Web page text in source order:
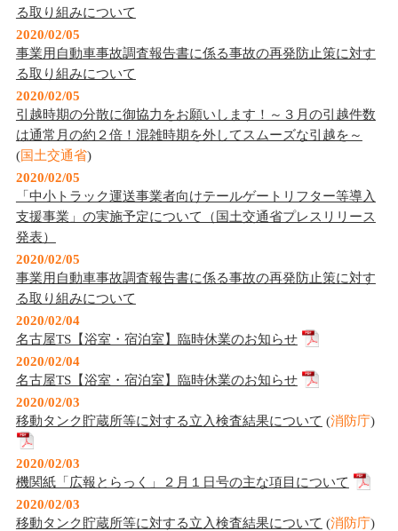
る取り組みについて
2020/02/05
事業用自動車事故調査報告書に係る事故の再発防止策に対す
る取り組みについて
2020/02/05
引越時期の分散に御協力をお願いします！～３月の引越件数
は通常月の約２倍！混雑時期を外してスムーズな引越を～
(国土交通省)
2020/02/05
「中小トラック運送事業者向けテールゲートリフター等導入
支援事業」の実施予定について（国土交通省プレスリリース
発表）
2020/02/05
事業用自動車事故調査報告書に係る事故の再発防止策に対す
る取り組みについて
2020/02/04
名古屋TS【浴室・宿泊室】臨時休業のお知らせ
2020/02/04
名古屋TS【浴室・宿泊室】臨時休業のお知らせ
2020/02/03
移動タンク貯蔵所等に対する立入検査結果について (消防庁)
2020/02/03
機関紙「広報とらっく」２月１日号の主な項目について
2020/02/03
移動タンク貯蔵所等に対する立入検査結果について (消防庁)